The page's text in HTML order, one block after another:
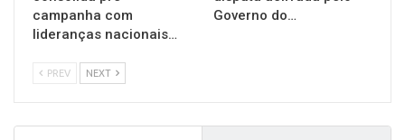
campanha com
lideranças nacionais…
Governo do…
PREV NEXT